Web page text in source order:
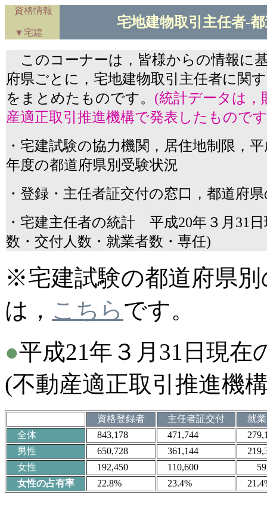
資格情報
▼宅建
宅地建物取引主任者-
このコーナーは，皆様からの情報に
府県ごとに，宅地建物取引主任者に関
をまとめたものです。 (統計データは
産適正取引推進機構で発表したもので
・宅建試験の協力機関，居住地制限，
年度の都道府県別受験状況
・登録・主任者証交付の窓口，都道府
・宅建主任者の統計 平成20年３月31
数・交付人数・就業者数・専任)
※宅建試験の都道府県別
は， こちら です。
●平成21年３月31日現在
(不動産適正取引推進機
資格登録者 主任者証交付
就
全体
843,178 471,744
男性
650,728 361,144
女性
192,450 110,600
女性の占有率
22.8% 23.4%